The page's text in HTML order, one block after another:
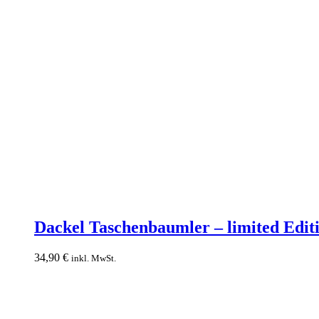
Taschenbaumler
–
Edition
Dackel Taschenbaumler – limited
34,90 € inkl. MwSt.